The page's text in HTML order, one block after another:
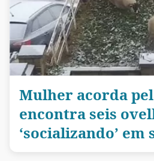
Mulher acorda
encontra seis
‘socializando’